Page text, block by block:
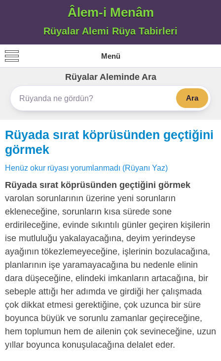
Âlem-i Menâm
Rüyalar Alemi Rüya Tabirleri
Menü
Rüyalar Aleminde Ara
Ara
Rüyada sırat köprüsünden geçtiğini
görmek
Henüz okur rüyası yorumlanmadı (Rüyanı Yaz)
Rüyada sırat köprüsünden geçtiğini görmek
varolan sorunlarının üzerine yeni sorunların
ekleneceğine, sorunların kısa sürede sone
erdirileceğine, evinde sıkıntılı günler geçiren kişilerin
ise mutluluğu yakalayacağına, deyim yerindeyse
ayağının tökezlemeyeceğine, işlerinin bozulacağına,
planlarının işe yaramayacağına bu nedenle elinin
dara düşeceğine, elindeki imkanların artacağına, bir
sebeple attığı her adımda ve girdiği her çalışmada
çok dikkat etmesi gerektiğine, çok uzunca bir süre
boyunca büyük ve sorunlu zamanlar geçireceğine,
hem toplumun hem de ailenin çok sevineceğine, uzun
yıllar boyunca konuşulacağına delalet eder.